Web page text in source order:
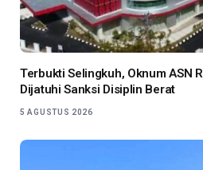
Terbukti Selingkuh, Oknum ASN
Dijatuhi Sanksi Disiplin Berat
5 AGUSTUS 2026